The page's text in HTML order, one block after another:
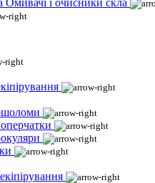
Омивачі і очисники скла